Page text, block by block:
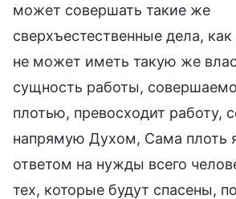
может совершать такие же
сверхъестественные дела,
не может иметь такую же
сущность работы,
плотью, превосходит работу,
напрямую Духом, Сама плоть
ответом на нужды всего
тех, которые будут спасены,